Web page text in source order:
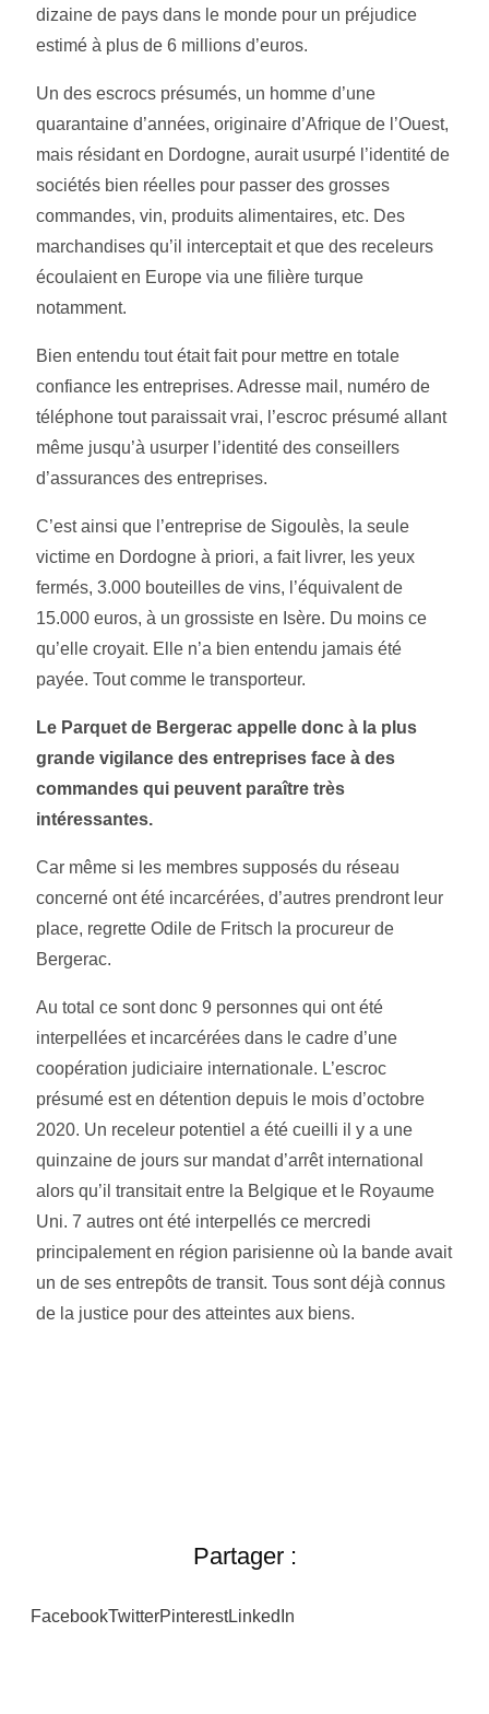
dizaine de pays dans le monde pour un préjudice
estimé à plus de 6 millions d’euros.
Un des escrocs présumés, un homme d’une
quarantaine d’années, originaire d’Afrique de l’Ouest,
mais résidant en Dordogne, aurait usurpé l’identité de
sociétés bien réelles pour passer des grosses
commandes, vin, produits alimentaires, etc. Des
marchandises qu’il interceptait et que des receleurs
écoulaient en Europe via une filière turque
notamment.
Bien entendu tout était fait pour mettre en totale
confiance les entreprises. Adresse mail, numéro de
téléphone tout paraissait vrai, l’escroc présumé allant
même jusqu’à usurper l’identité des conseillers
d’assurances des entreprises.
C’est ainsi que l’entreprise de Sigoulès, la seule
victime en Dordogne à priori, a fait livrer, les yeux
fermés, 3.000 bouteilles de vins, l’équivalent de
15.000 euros, à un grossiste en Isère. Du moins ce
qu’elle croyait. Elle n’a bien entendu jamais été
payée. Tout comme le transporteur.
Le Parquet de Bergerac appelle donc à la plus
grande vigilance des entreprises face à des
commandes qui peuvent paraître très
intéressantes.
Car même si les membres supposés du réseau
concerné ont été incarcérées, d’autres prendront leur
place, regrette Odile de Fritsch la procureur de
Bergerac.
Au total ce sont donc 9 personnes qui ont été
interpellées et incarcérées dans le cadre d’une
coopération judiciaire internationale. L’escroc
présumé est en détention depuis le mois d’octobre
2020. Un receleur potentiel a été cueilli il y a une
quinzaine de jours sur mandat d’arrêt international
alors qu’il transitait entre la Belgique et le Royaume
Uni. 7 autres ont été interpellés ce mercredi
principalement en région parisienne où la bande avait
un de ses entrepôts de transit. Tous sont déjà connus
de la justice pour des atteintes aux biens.
Partager :
FacebookTwitterPinterestLinkedIn